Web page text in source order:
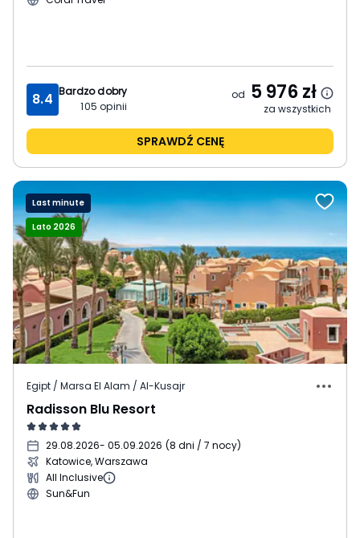
8.4 Bardzo dobry
105 opinii
od 5 976zł
za wszystkich
SPRAWDŹ CENĘ
Last minute
Lato 2026
Egipt / Marsa El Alam / Al-Kusajr
Radisson Blu Resort
29.08.2026- 05.09.2026 (8 dni / 7 nocy)
Katowice, Warszawa
All Inclusive
Sun&Fun